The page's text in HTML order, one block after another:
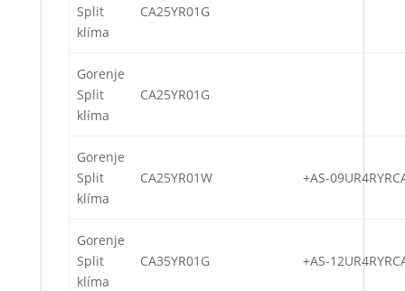
Split
klíma
CA25YR01G
Gorenje
Split
klíma
CA25YR01G
Gorenje
Split
klíma
CA25YR01W +AS-
Gorenje
Split
klíma
CA35YR01G +AS-